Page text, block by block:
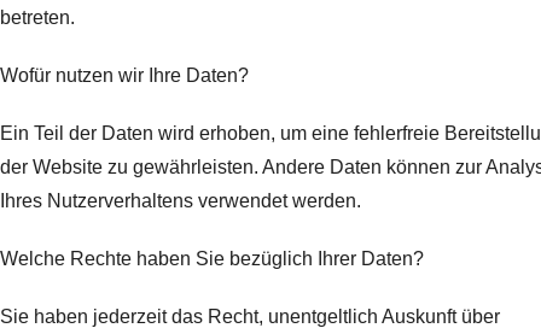
betreten.
Wofür nutzen wir Ihre Daten?
Ein Teil der Daten wird erhoben, um eine fehlerfreie
der Website zu gewährleisten. Andere Daten können zur
Ihres Nutzerverhaltens verwendet werden.
Welche Rechte haben Sie bezüglich Ihrer Daten?
Sie haben jederzeit das Recht, unentgeltlich Auskunft über